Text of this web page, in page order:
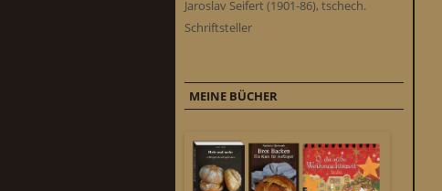
Jaroslav Seifert (1901-86), tschech.
Schriftsteller
MEINE BÜCHER